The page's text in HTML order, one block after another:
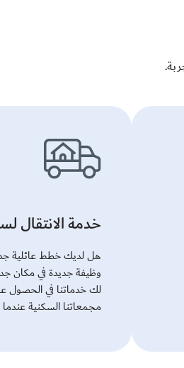
خدمة الانتقال
هل لديك خطط عائلية
وظيفة جديدة في مكان
لك خدماتنا في
مجمعاتنا السكنية عندما